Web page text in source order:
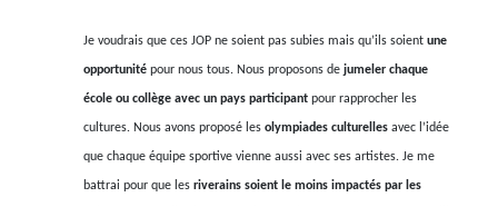
Je voudrais que ces JOP ne soient pas subies mais qu’ils soient une
opportunité pour nous tous. Nous proposons de jumeler chaque
école ou collège avec un pays participant pour rapprocher les
cultures. Nous avons proposé les olympiades culturelles avec l’idée
que chaque équipe sportive vienne aussi avec ses artistes. Je me
battrai pour que les riverains soient le moins impactés par les